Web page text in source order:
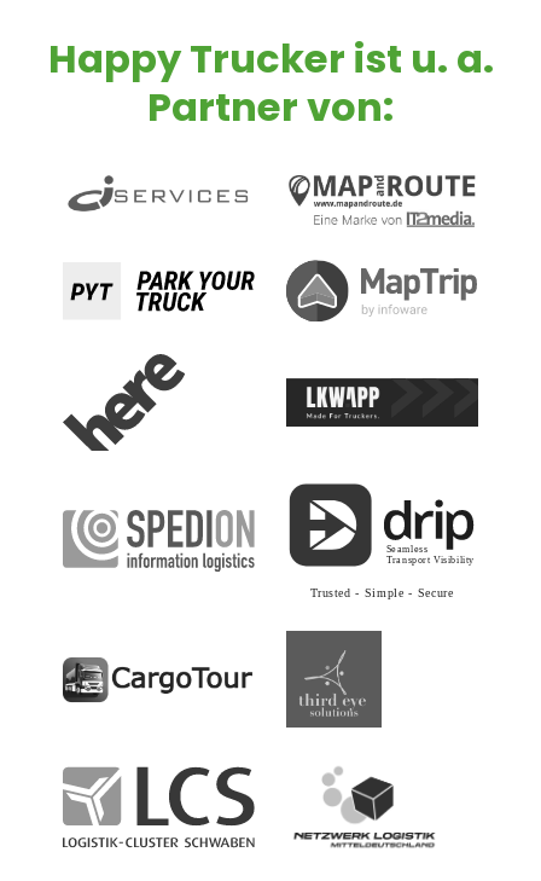
Happy Trucker ist u. a.
Partner von: